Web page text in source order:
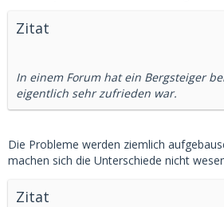
Zitat
In einem Forum hat ein Bergsteiger
eigentlich sehr zufrieden war.
Die Probleme werden ziemlich
machen sich die Unterschiede nicht
Zitat